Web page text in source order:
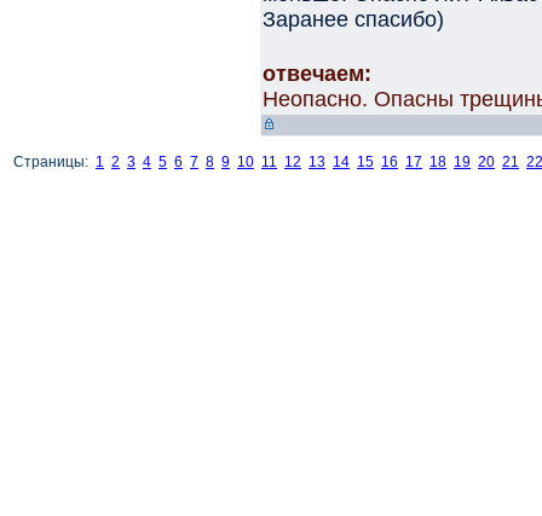
Заранее спасибо)
отвечаем:
Неопасно. Опасны
Страницы: 1 2 3 4 5 6 7 8 9 10 11 12 13 14 15 16 17 18 19 20 21 22